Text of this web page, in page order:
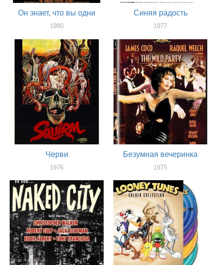
Он знает, что вы одни
1980
Синяя радость
1977
Черви
1976
Безумная вечеринка
1975